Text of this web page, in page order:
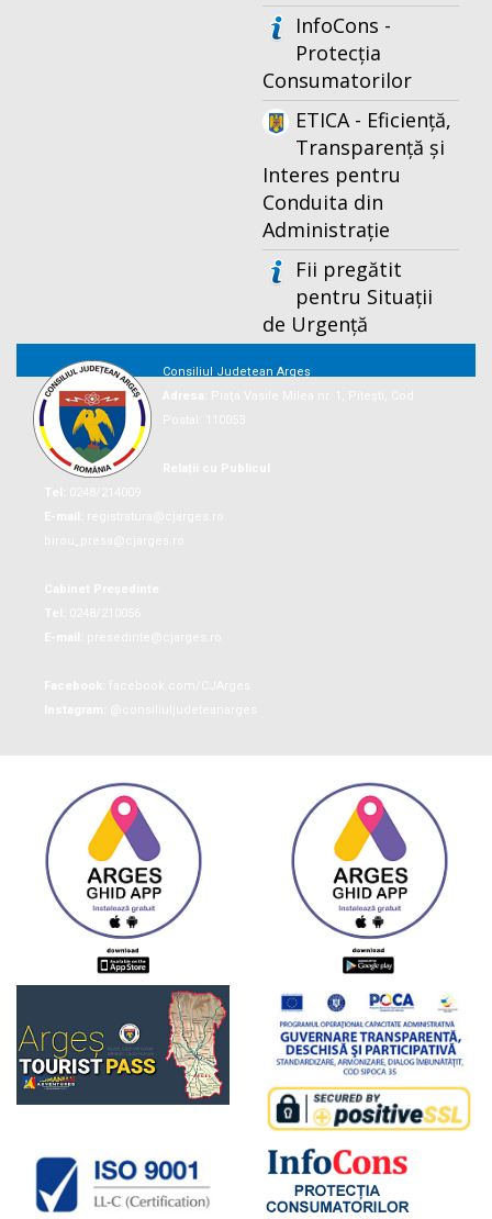
InfoCons -
Protecția
Consumatorilor
ETICA - Eficiență,
Transparență și
Interes pentru
Conduita din
Administrație
Fii pregătit
pentru Situații
de Urgență
Consiliul Județean Argeș